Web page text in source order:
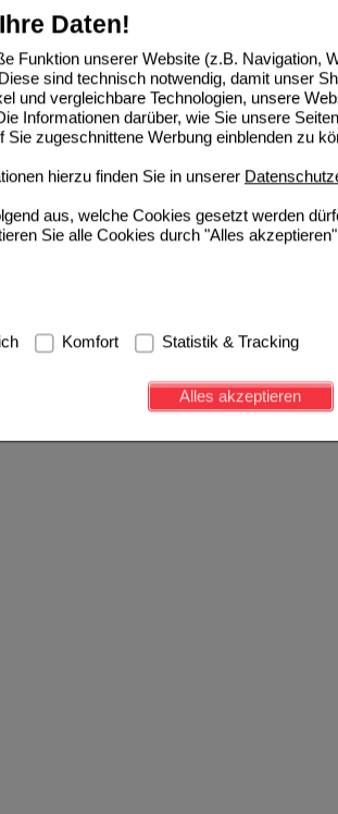
Daten!
Funktion unserer Website (z.B. Navigation,
sind technisch notwendig, damit unser
und vergleichbare Technologien, unsere
Informationen darüber, wie Sie unsere
Sie zugeschnittene Werbung einblenden zu
hierzu finden Sie in unserer
aus, welche Cookies gesetzt werden
Sie alle Cookies durch "Alles
Hierbei handelt es sich um Cookies, die für
Warenkorb, Kundenkonto), weshalb
werden genutzt um das Einkaufserlebnis
des Besuchers oder unsere
unser Partnerprogramm zu betreiben.
wir unsere Website weiter für Sie optimieren
möglichst relevant für Sie zu
Google oder soziale Medien übertragen
Komfort Statistik & Tracking
Alles akzeptieren